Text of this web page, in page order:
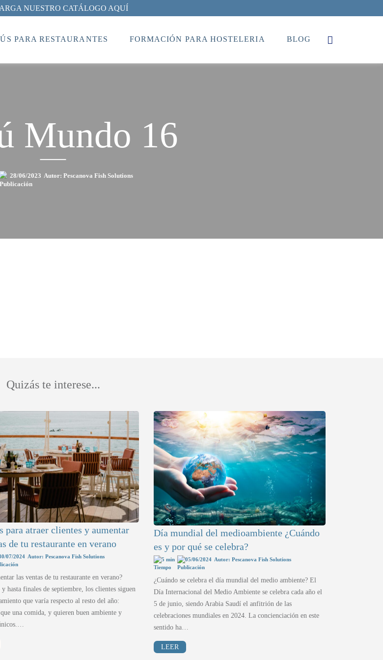
NUESTRO CATÁLOGO AQUÍ
PARA RESTAURANTES FORMACIÓN PARA HOSTELERIA BLOG
Mundo 16
28/06/2023 Autor: Pescanova Fish Solutions
Quizás te interese...
para atraer clientes y aumentar
de tu restaurante en verano
07/2024 Autor: Pescanova Fish Solutions
las ventas de tu restaurante en verano?
hasta finales de septiembre, los clientes siguen
que varía respecto al resto del año:
que una comida, y quieren buen ambiente y
Día mundial del medioambiente ¿Cuándo
es y por qué se celebra?
5 min 05/06/2024 Autor: Pescanova Fish Solutions
¿Cuándo se celebra el día mundial del medio ambiente? El
Día Internacional del Medio Ambiente se celebra cada año el
5 de junio, siendo Arabia Saudí el anfitrión de las
celebraciones mundiales en 2024. La concienciación en este
sentido ha…
LEER